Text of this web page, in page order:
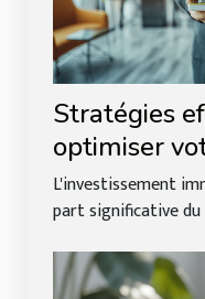
Stratégies
optimiser
L'investissement
part significative